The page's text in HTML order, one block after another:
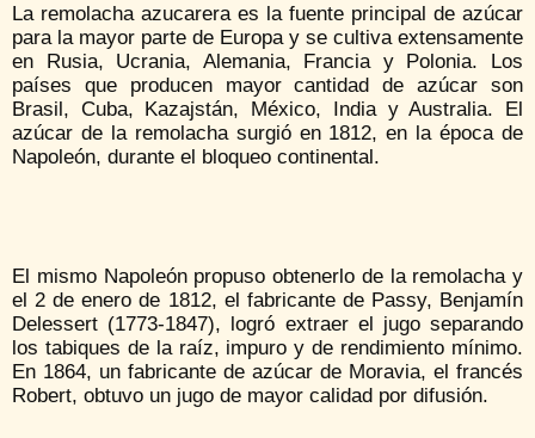
La remolacha azucarera es la fuente principal de azúcar
para la mayor parte de Europa y se cultiva extensamente
en Rusia, Ucrania, Alemania, Francia y Polonia. Los
países que producen mayor cantidad de azúcar son
Brasil, Cuba, Kazajstán, México, India y Australia. El
azúcar de la remolacha surgió en 1812, en la época de
Napoleón, durante el bloqueo continental.
El mismo Napoleón propuso obtenerlo de la remolacha y
el 2 de enero de 1812, el fabricante de Passy, Benjamín
Delessert (1773-1847), logró extraer el jugo separando
los tabiques de la raíz, impuro y de rendimiento mínimo.
En 1864, un fabricante de azúcar de Moravia, el francés
Robert, obtuvo un jugo de mayor calidad por difusión.